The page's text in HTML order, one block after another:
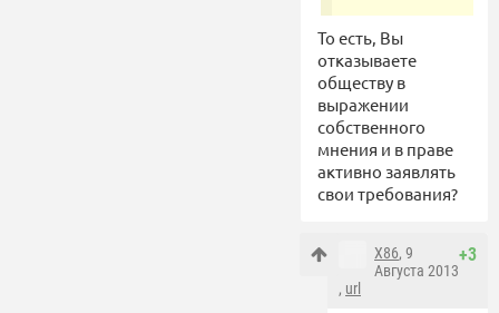
То есть, Вы
отказываете
обществу в
выражении
собственного
мнения и в праве
активно заявлять
свои требования?
+3
X86, 9
Августа 2013
, url